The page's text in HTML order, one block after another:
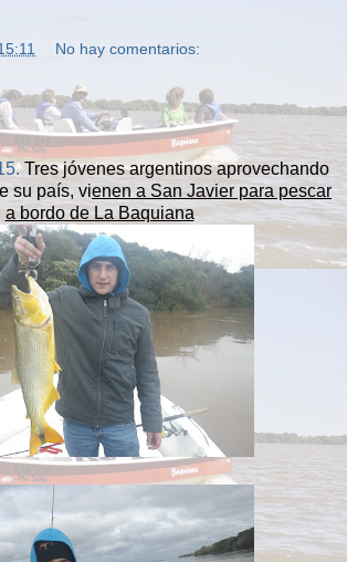
No hay comentarios:
Tres jóvenes argentinos aprovechando
su país, vienen a San Javier para pescar
a bordo de La Baquiana